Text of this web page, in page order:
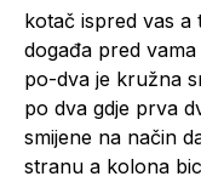
kotač ispred vas a
događa pred
po-dva je kružna
po dva gdje prva
smijene na način
stranu a kolona